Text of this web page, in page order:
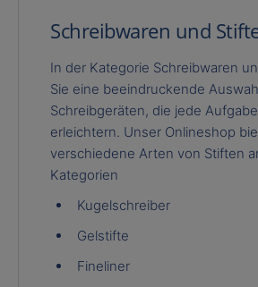
Schreibwaren und
In der Kategorie Schreibwaren
Sie eine beeindruckende
Schreibgeräten, die jede
erleichtern. Unser Onlineshop
verschiedene Arten von Stiften
Kategorien
Kugelschreiber
Gelstifte
Fineliner